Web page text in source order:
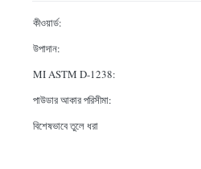
কীওয়ার্ড:
উপাদান:
MI ASTM D-1238:
পাউডার আকার পরিসীমা:
বিশেষভাবে তুলে ধরা